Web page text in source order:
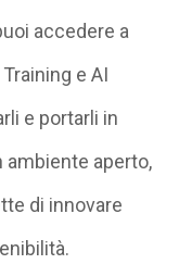
accedere a
e AI
e portarli in
ambiente aperto,
di innovare